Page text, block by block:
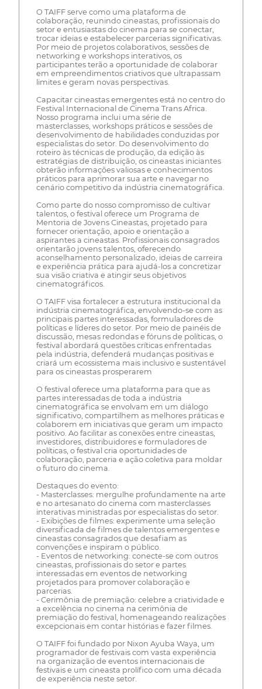
O TAIFF serve como uma plataforma de
colaboração, reunindo cineastas, profissionais do
setor e entusiastas do cinema para se conectar,
trocar ideias e estabelecer parcerias significativas.
Por meio de projetos colaborativos, sessões de
networking e workshops interativos, os
participantes terão a oportunidade de colaborar
em empreendimentos criativos que ultrapassam
limites e geram novas perspectivas.
Capacitar cineastas emergentes está no centro do
Festival Internacional de Cinema Trans Africa.
Nosso programa inclui uma série de
masterclasses, workshops práticos e sessões de
desenvolvimento de habilidades conduzidas por
especialistas do setor. Do desenvolvimento do
roteiro às técnicas de produção, da edição às
estratégias de distribuição, os cineastas iniciantes
obterão informações valiosas e conhecimentos
práticos para aprimorar sua arte e navegar no
cenário competitivo da indústria cinematográfica.
Como parte do nosso compromisso de cultivar
talentos, o festival oferece um Programa de
Mentoria de Jovens Cineastas, projetado para
fornecer orientação, apoio e orientação a
aspirantes a cineastas. Profissionais consagrados
orientarão jovens talentos, oferecendo
aconselhamento personalizado, ideias de carreira
e experiência prática para ajudá-los a concretizar
sua visão criativa e atingir seus objetivos
cinematográficos.
O TAIFF visa fortalecer a estrutura institucional da
indústria cinematográfica, envolvendo-se com as
principais partes interessadas, formuladores de
políticas e líderes do setor. Por meio de painéis de
discussão, mesas redondas e fóruns de políticas, o
festival abordará questões críticas enfrentadas
pela indústria, defenderá mudanças positivas e
criará um ecossistema mais inclusivo e sustentável
para os cineastas prosperarem
O festival oferece uma plataforma para que as
partes interessadas de toda a indústria
cinematográfica se envolvam em um diálogo
significativo, compartilhem as melhores práticas e
colaborem em iniciativas que geram um impacto
positivo. Ao facilitar as conexões entre cineastas,
investidores, distribuidores e formuladores de
políticas, o festival cria oportunidades de
colaboração, parceria e ação coletiva para moldar
o futuro do cinema.
Destaques do evento:
- Masterclasses: mergulhe profundamente na arte
e no artesanato do cinema com masterclasses
interativas ministradas por especialistas do setor.
- Exibições de filmes: experimente uma seleção
diversificada de filmes de talentos emergentes e
cineastas consagrados que desafiam as
convenções e inspiram o público.
- Eventos de networking: conecte-se com outros
cineastas, profissionais do setor e partes
interessadas em eventos de networking
projetados para promover colaboração e
parcerias.
- Cerimônia de premiação: celebre a criatividade e
a excelência no cinema na cerimônia de
premiação do festival, homenageando realizações
excepcionais em contar histórias e fazer filmes.
O TAIFF foi fundado por Nixon Ayuba Waya, um
programador de festivais com vasta experiência
na organização de eventos internacionais de
festivais e um cineasta prolífico com uma década
de experiência neste setor.